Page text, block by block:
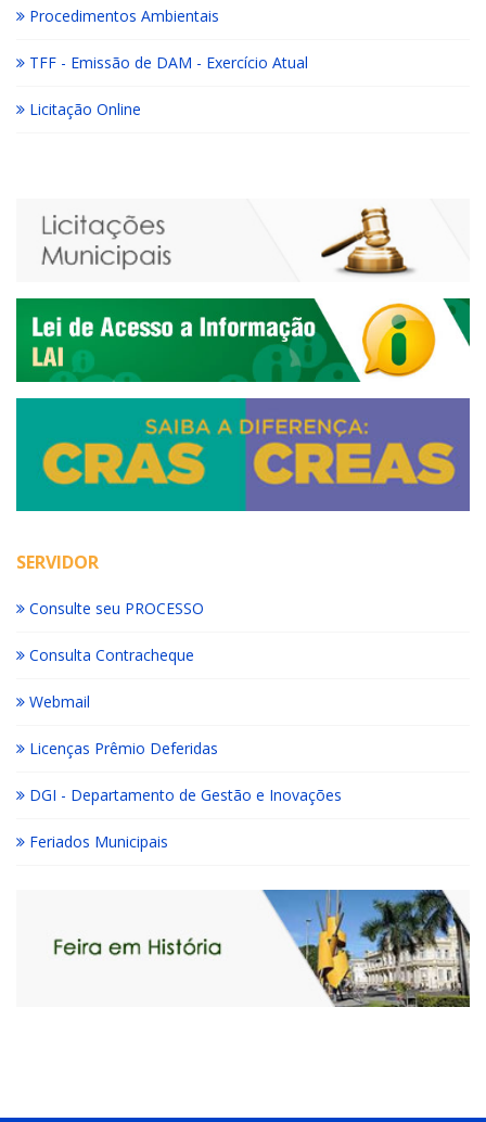
Procedimentos Ambientais
TFF - Emissão de DAM - Exercício Atual
Licitação Online
SERVIDOR
Consulte seu PROCESSO
Consulta Contracheque
Webmail
Licenças Prêmio Deferidas
DGI - Departamento de Gestão e Inovações
Feriados Municipais